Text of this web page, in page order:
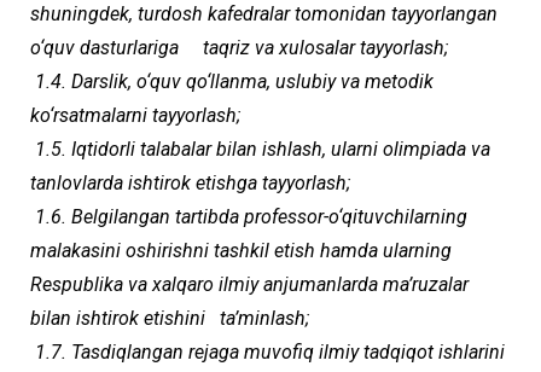
shuningdek, turdosh kafedralar tomonidan tayyorlangan
o‘quv dasturlariga taqriz va xulosalar tayyorlash;
1.4. Darslik, o‘quv qo‘llanma, uslubiy va metodik
ko‘rsatmalarni tayyorlash;
1.5. Iqtidorli talabalar bilan ishlash, ularni olimpiada va
tanlovlarda ishtirok etishga tayyorlash;
1.6. Belgilangan tartibda professor-o‘qituvchilarning
malakasini oshirishni tashkil etish hamda ularning
Respublika va xalqaro ilmiy anjumanlarda ma’ruzalar
bilan ishtirok etishini ta’minlash;
1.7. Tasdiqlangan rejaga muvofiq ilmiy tadqiqot ishlarini